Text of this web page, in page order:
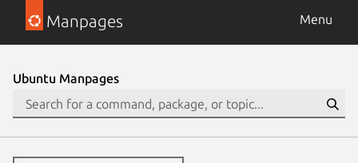
Manpages Menu
Ubuntu Manpages